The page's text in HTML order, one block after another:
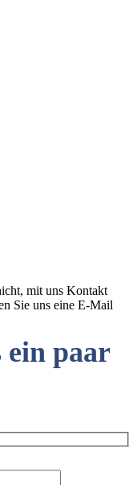
mit uns Kontakt
Sie uns eine E-Mail
ein paar